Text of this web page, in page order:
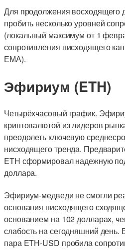
Для продолжения восходящего
пробить несколько уровней
(локальный максимум от 1
сопротивления нисходящего
ЕМА).
Эфириум (ETH)
Четырёхчасовый график.
криптовалютой из лидеров
преодолеть ключевую
нисходящего тренда.
ETH сформировал надежную
доллара.
Эфириум-медведи не смогли
основания нисходящего
основанием на 102 долларах,
слабость на сегодняшний день.
пара ETH-USD пробила